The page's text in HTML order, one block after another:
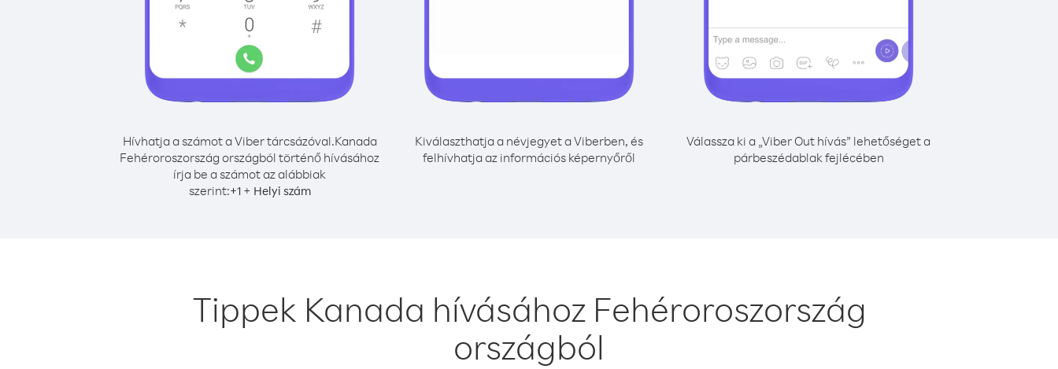
Hívhatja a számot a Viber tárcsázóval.Kanada
Fehéroroszország országból történő hívásához
írja be a számot az alábbiak
szerint:+1+ Helyi szám
Kiválaszthatja a névjegyet a Viberben, és
felhívhatja az információs képernyőről
Válassza ki a „Viber Out hívás” lehetőséget a
párbeszédablak fejlécében
Tippek Kanada hívásához Fehéroroszország
országból